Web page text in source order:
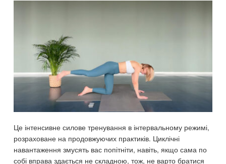
Це інтенсивне силове тренування в інтервальному режимі,
розраховане на продовжуючих практиків. Циклічні
навантаження змусять вас попітніти, навіть, якщо сама по
собі вправа здається не складною, тож, не варто братися